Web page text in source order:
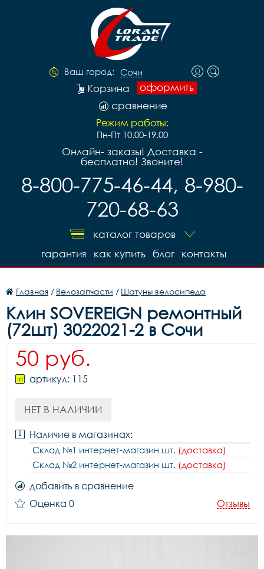
Ваш город: Сочи
оформить
Корзина
сравнение
Режим работы:
Пн-Пт 10.00-19.00
Онлайн- заказы! Доставка -
бесплатно! Звоните!
8-800-775-46-44, 8-980-
720-68-63
каталог товаров
контакты
блог
как купить
гарантия
Главная / Велозапчасти / Шатуны велосипеда
Клин SOVEREIGN ремонтный
(72шт) 3022021-2 в Сочи
50 руб.
артикул: 115
НЕТ В НАЛИЧИИ
Наличие в магазинах:
Склад №1 интернет-магазин шт. (доставка)
Склад №2 интернет-магазин шт. (доставка)
добавить в сравнение
Оценка 0
Отзывы